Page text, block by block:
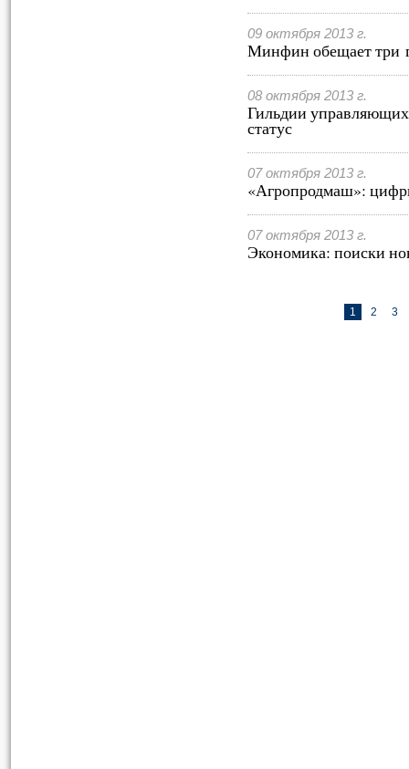
09 октября 2013 г.
Минфин обещает три
08 октября 2013 г.
Гильдии
статус
07 октября 2013 г.
«Агропродмаш»:
07 октября 2013 г.
Экономика: поиски
1 2 3